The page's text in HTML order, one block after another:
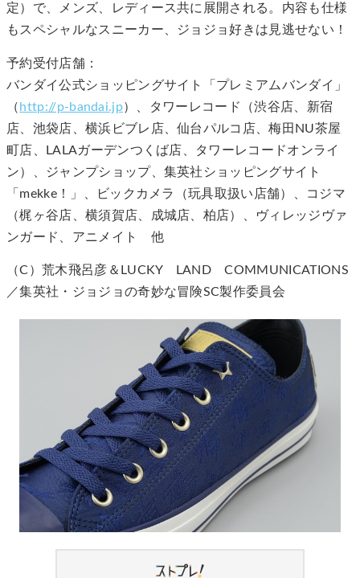
定）で、メンズ、レディース共に展開される。内容も仕様
もスペシャルなスニーカー、ジョジョ好きは見逃せない！
予約受付店舗：
バンダイ公式ショッピングサイト「プレミアムバンダイ」
（ http://p-bandai.jp）、タワーレコード（渋谷店、新宿
店、池袋店、横浜ビブレ店、仙台パルコ店、梅田NU茶屋
町店、LALAガーデンつくば店、タワーレコードオンライ
ン）、ジャンプショップ、集英社ショッピングサイト
「mekke！」、ビックカメラ（玩具取扱い店舗）、コジマ
（梶ヶ谷店、横須賀店、成城店、柏店）、ヴィレッジヴァ
ンガード、アニメイト 他
（C）荒木飛呂彦＆LUCKY LAND COMMUNICATIONS
／集英社・ジョジョの奇妙な冒険SC製作委員会